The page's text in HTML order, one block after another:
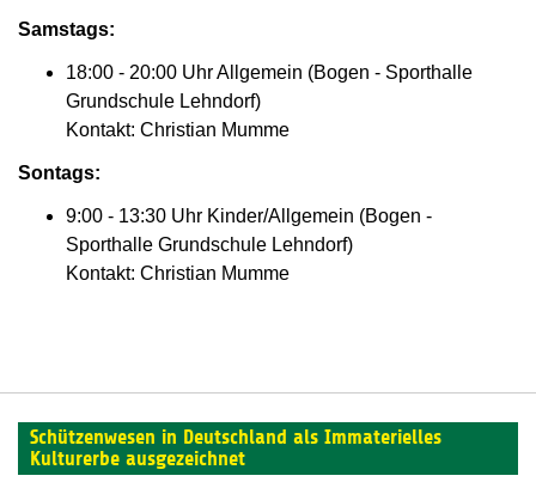
Samstags:
18:00 - 20:00 Uhr Allgemein (Bogen - Sporthalle
Grundschule Lehndorf)
Kontakt: Christian Mumme
Sontags:
9:00 - 13:30 Uhr Kinder/Allgemein (Bogen -
Sporthalle Grundschule Lehndorf)
Kontakt: Christian Mumme
Schützenwesen in Deutschland als Immaterielles
Kulturerbe ausgezeichnet